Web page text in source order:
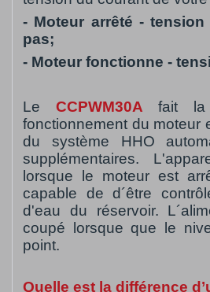
- Moteur arrêté -
pas;
- Moteur fonctionne -
Le CCPWM30A fait la
fonctionnement du moteur
du système HHO
supplémentaires.
lorsque le moteur est
capable de d´être
d'eau du réservoir.
coupé lorsque que le
point.
Quelle est la différence